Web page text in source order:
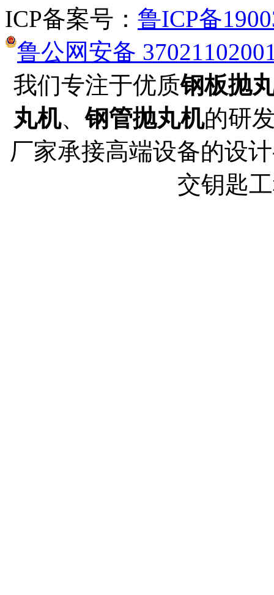
ICP备案号： 鲁ICP备
鲁公网安备
我们专注于优质钢板抛
丸机、钢管抛丸机的研
厂家承接高端设备的设
交钥匙